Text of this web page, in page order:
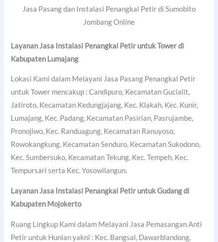
Jasa Pasang dan Instalasi Penangkal Petir di Sumobito
Jombang Online
Layanan Jasa Instalasi Penangkal Petir untuk Tower di
Kabupaten Lumajang
Lokasi Kami dalam Melayani Jasa Pasang Penangkal Petir
untuk Tower mencakup : Candipuro, Kecamatan Gucialit,
Jatiroto, Kecamatan Kedungjajang, Kec. Klakah, Kec. Kunir,
Lumajang, Kec. Padang, Kecamatan Pasirian, Pasrujambe,
Pronojiwo, Kec. Randuagung, Kecamatan Ranuyoso,
Rowokangkung, Kecamatan Senduro, Kecamatan Sukodono,
Kec. Sumbersuko, Kecamatan Tekung, Kec. Tempeh, Kec.
Tempursari serta Kec. Yosowilangun.
Layanan Jasa Instalasi Penangkal Petir untuk Gudang di
Kabupaten Mojokerto
Ruang Lingkup Kami dalam Melayani Jasa Pemasangan Anti
Petir untuk Hunian yakni : Kec. Bangsal, Dawarblandong,